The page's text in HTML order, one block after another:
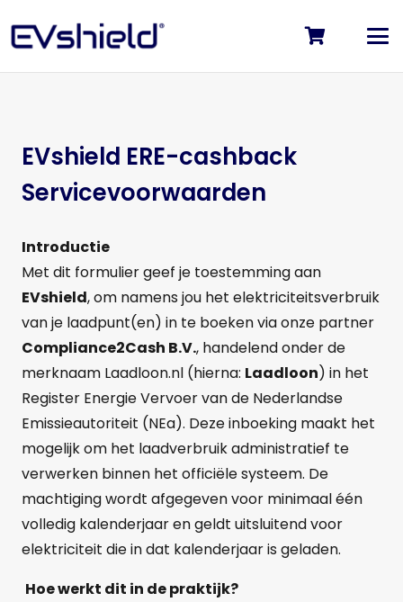
EVshield ERE-cashback
Servicevoorwaarden
Introductie
Met dit formulier geef je toestemming aan
EVshield, om namens jou het elektriciteitsverbruik
van je laadpunt(en) in te boeken via onze partner
Compliance2Cash B.V., handelend onder de
merknaam Laadloon.nl (hierna: Laadloon) in het
Register Energie Vervoer van de Nederlandse
Emissieautoriteit (NEa). Deze inboeking maakt het
mogelijk om het laadverbruik administratief te
verwerken binnen het officiële systeem. De
machtiging wordt afgegeven voor minimaal één
volledig kalenderjaar en geldt uitsluitend voor
elektriciteit die in dat kalenderjaar is geladen.
Hoe werkt dit in de praktijk?